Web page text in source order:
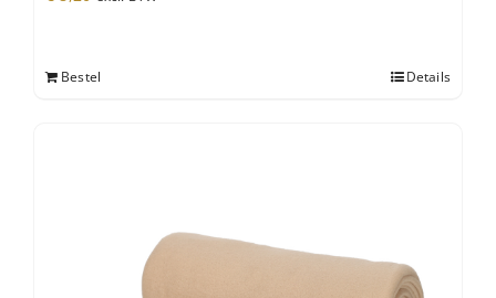
Bestel Details